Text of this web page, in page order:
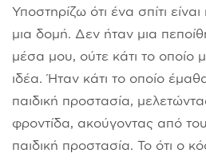
Υποστηρίζω ότι ένα σπίτι
μια δομή. Δεν ήταν μια
μέσα μου, ούτε κάτι το οποίο
ιδέα. Ήταν κάτι το οποίο
παιδική προστασία,
φροντίδα, ακούγοντας από
παιδική προστασία. Το ότι ο